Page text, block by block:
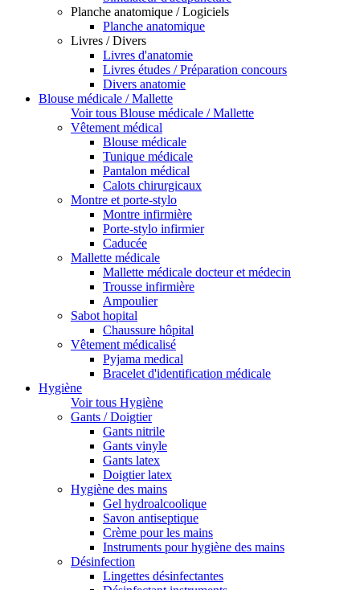
Planche anatomique / Logiciels
Planche anatomique
Livres / Divers
Livres d'anatomie
Livres études / Préparation concours
Divers anatomie
Blouse médicale / Mallette
Voir tous Blouse médicale / Mallette
Vêtement médical
Blouse médicale
Tunique médicale
Pantalon médical
Calots chirurgicaux
Montre et porte-stylo
Montre infirmière
Porte-stylo infirmier
Caducée
Mallette médicale
Mallette médicale docteur et médecin
Trousse infirmière
Ampoulier
Sabot hopital
Chaussure hôpital
Vêtement médicalisé
Pyjama medical
Bracelet d'identification médicale
Hygiène
Voir tous Hygiène
Gants / Doigtier
Gants nitrile
Gants vinyle
Gants latex
Doigtier latex
Hygiène des mains
Gel hydroalcoolique
Savon antiseptique
Crème pour les mains
Instruments pour hygiène des mains
Désinfection
Lingettes désinfectantes